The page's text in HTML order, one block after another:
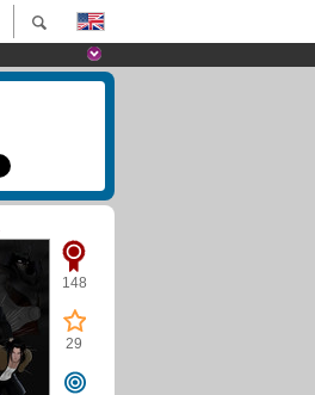
148
29